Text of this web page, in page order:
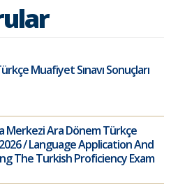
Muafiyet Sınavı Sonuçları
Merkezi Ara Dönem Türkçe
/ Language Application And
The Turkish Proficiency Exam